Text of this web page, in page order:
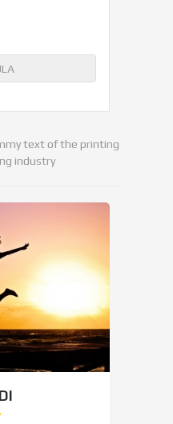
text of the printing
industry